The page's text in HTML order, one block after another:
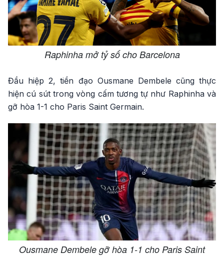
Raphinha mở tỷ số cho Barcelona
Đầu hiệp 2, tiền đạo Ousmane Dembele cũng thực
hiện cú sút trong vòng cấm tương tự như Raphinha và
gỡ hòa 1-1 cho Paris Saint Germain.
Ousmane Dembele gỡ hòa 1-1 cho Paris Saint